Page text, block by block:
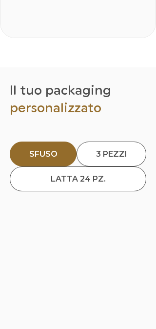
Il tuo packaging
personalizzato
SFUSO 3 PEZZI
LATTA 24 PZ.